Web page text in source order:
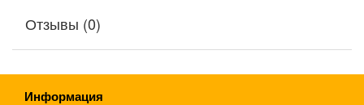
Отзывы (0)
Информация